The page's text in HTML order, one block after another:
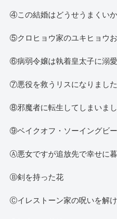
④この結婚はどうせうまくい
⑤クロヒョウ家のユキヒョウ
⑥病弱令嬢は執着皇太子に溺
⑦悪役を救うリスになりました
⑧邪魔者に転生してしまいま
⑨ベイクオフ・ソーイングビー
Ⓐ悪女ですが追放先で幸せに
Ⓑ剣を持った花
Ⓒイレストーン家の呪いを解け